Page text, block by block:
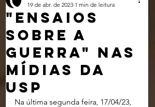
"ensaios
sobre a
guerra" nas
mídias da
usp
19 de abr. de 2023 1 min de leitura
Na última segunda feira, 17/04/23,